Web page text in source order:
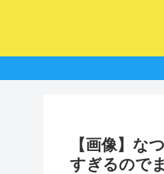
【画像】な
すぎるので